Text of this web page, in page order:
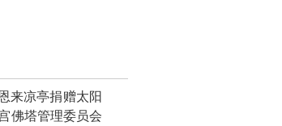
来凉亭捐赠太阳
佛塔管理委员会